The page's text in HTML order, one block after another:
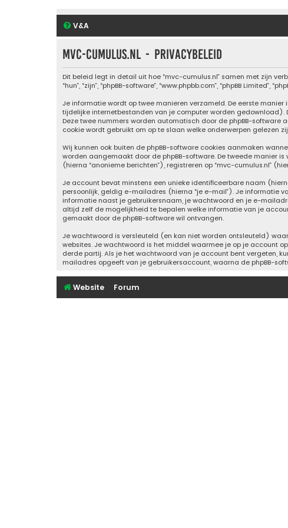
V&A
mvc-cumulus.nl - Privacybeleid
Dit beleid legt in detail uit hoe “mvc-cumulus.nl” samen met zijn
“hun”, “zijn”, “phpBB-software”, “www.phpbb.com”, “phpBB
Je informatie wordt op twee manieren verzameld. De eerste
tijdelijke internetbestanden van je computer worden gedownload).
Deze twee nummers worden automatisch door de phpBB-software
cookie wordt gebruikt om op te slaan welke onderwerpen gelezen
Wij kunnen ook buiten de phpBB-software cookies aanmaken
worden aangemaakt door de phpBB-software. De tweede manier
(hierna “anonieme berichten”), registreren op “mvc-cumulus.nl”
Je account bevat minstens een unieke identificeerbare naam
persoonlijk, geldig e-mailadres (hierna “je e-mail”). Je informatie
informatie naast je gebruikersnaam, je wachtwoord en je e-
altijd zelf de mogelijkheid te bepalen welke informatie van je
gemaakt door de phpBB-software wil ontvangen.
Je wachtwoord is versleuteld (en kan niet worden ontsleuteld)
websites. Je wachtwoord is het middel waarmee je op je account
derde partij. Als je het wachtwoord van je account bent vergeten,
mailadres opgeeft van je gebruikersaccount, waarna de phpBB-
Website Forum